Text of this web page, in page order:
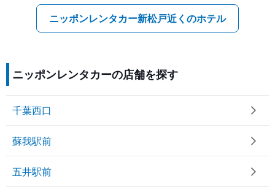
ニッポンレンタカー新松戸近くのホテル
ニッポンレンタカーの店舗を探す
千葉西口
蘇我駅前
五井駅前